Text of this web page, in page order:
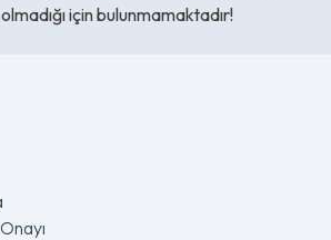
olmadığı için bulunmamaktadır!